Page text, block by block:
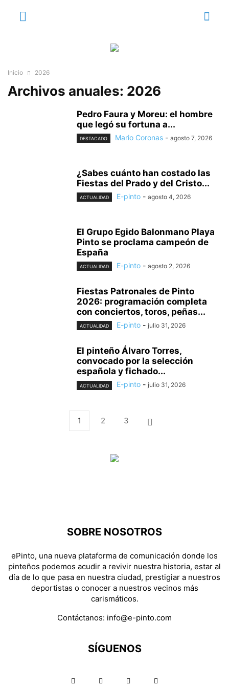
Inicio 2026
Archivos anuales: 2026
Pedro Faura y Moreu: el hombre
que legó su fortuna a...
DESTACADO Mario Coronas - agosto 7, 2026
¿Sabes cuánto han costado las
Fiestas del Prado y del Cristo...
ACTUALIDAD E-pinto - agosto 4, 2026
El Grupo Egido Balonmano Playa
Pinto se proclama campeón de
España
ACTUALIDAD E-pinto - agosto 2, 2026
Fiestas Patronales de Pinto
2026: programación completa
con conciertos, toros, peñas...
ACTUALIDAD E-pinto - julio 31, 2026
El pinteño Álvaro Torres,
convocado por la selección
española y fichado...
ACTUALIDAD E-pinto - julio 31, 2026
1 2 3
SOBRE NOSOTROS
ePinto, una nueva plataforma de comunicación donde los
pinteños podemos acudir a revivir nuestra historia, estar al
día de lo que pasa en nuestra ciudad, prestigiar a nuestros
deportistas o conocer a nuestros vecinos más
carismáticos.
Contáctanos: info@e-pinto.com
SÍGUENOS